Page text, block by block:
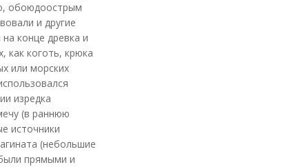
обоюдоострым
и другие
конце древка и
как коготь, крюка
или морских
изредка
(в раннюю
источники
(небольшие
прямыми и